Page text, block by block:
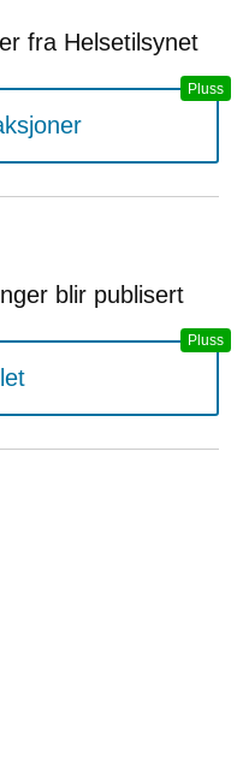
fra Helsetilsynet
blir publisert